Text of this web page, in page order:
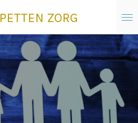
PETTEN ZORG